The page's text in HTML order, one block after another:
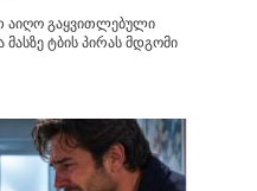
აიღო გაყვითლებული
ტბის პირას მდგომი